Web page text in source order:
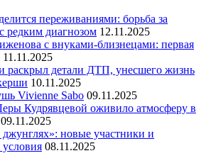
переживаниями: борьба за
редким диагнозом 12.11.2025
с внуками-близнецами: первая
11.11.2025
раскрыл детали ДТП, унесшего жизнь
10.11.2025
Vivienne Sabo 09.11.2025
Кудрявцевой оживило атмосферу в
09.11.2025
новые участники и
08.11.2025